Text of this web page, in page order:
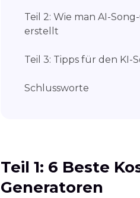
Teil 2: Wie man AI-
erstellt
Teil 3: Tipps für den KI-
Schlussworte
Teil 1: 6 Beste
Generatoren